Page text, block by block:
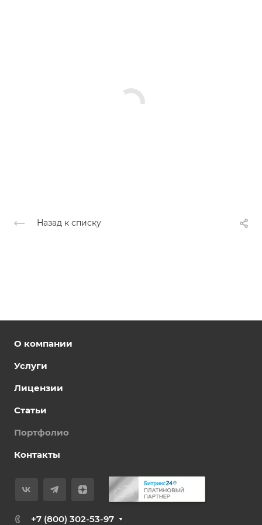
Назад к списку
О компании
Услуги
Лицензии
Статьи
Портфолио
Контакты
+7 (800) 302-53-97